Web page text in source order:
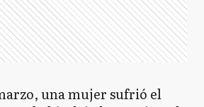
una mujer sufrió el